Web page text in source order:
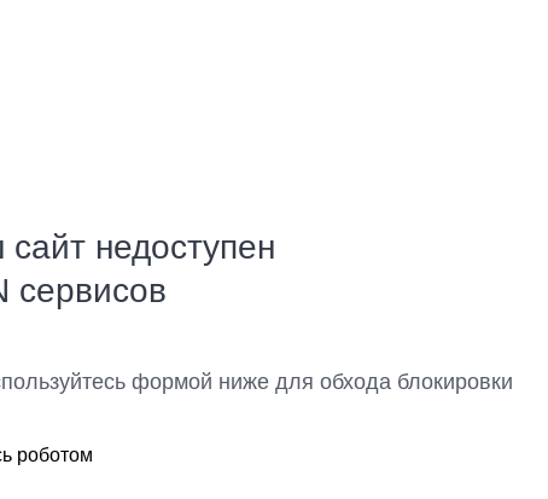
недоступен
сервисов
формой ниже для обхода блокировки
роботом